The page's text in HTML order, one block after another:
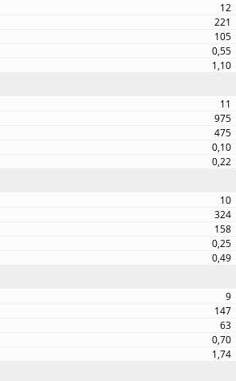
12
221
105
0,55
1,10
11
975
475
0,10
0,22
10
324
158
0,25
0,49
9
147
63
0,70
1,74